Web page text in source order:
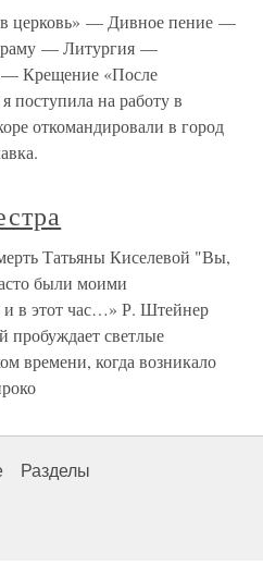
церковь» — Дивное пение —
— Литургия —
— Крещение «После
поступила на работу в
откомандировали в город
Татьяны Киселевой "Вы,
были моими
в этот час…» Р. Штейнер
пробуждает светлые
времени, когда возникало
Разделы